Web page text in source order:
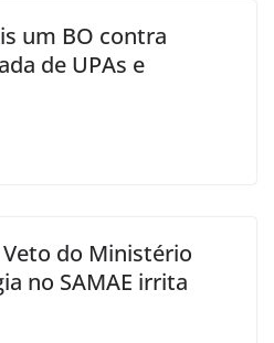
um BO contra
de UPAs e
do Ministério
no SAMAE irrita